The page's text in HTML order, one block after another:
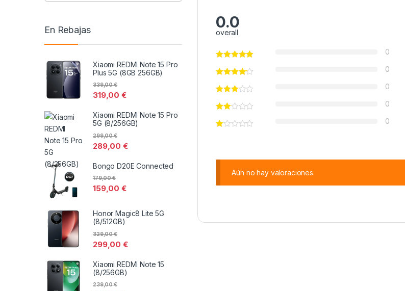
0.0
overall
0
0
0
0
0
Aún no hay valoraciones.
En Rebajas
Xiaomi REDMI Note 15 Pro
Plus 5G (8GB 256GB)
319,00€
339,00€
Xiaomi REDMI Note 15 Pro
5G (8/256GB)
289,00€
299,00€
Bongo D20E Connected
159,00€
179,00€
Honor Magic8 Lite 5G
(8/512GB)
299,00€
329,00€
Xiaomi REDMI Note 15
(8/256GB)
239,00€